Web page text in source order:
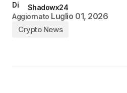
Di
Shadowx24
Aggiornato Luglio 01, 2026
Crypto News